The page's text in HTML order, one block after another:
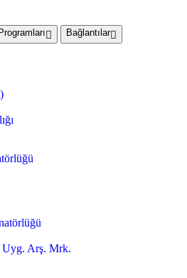
Bağlantılar
Uyg. Arş. Mrk.